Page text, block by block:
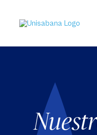
contenido
principal